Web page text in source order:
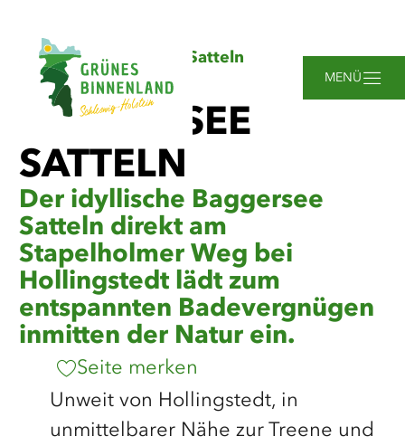
Hauptinhalt
Suche
Navigation
Footer
MENÜ
sind
hier:
Startseite Baggersee Satteln
BAGGERSEE
SATTELN
Der idyllische Baggersee
Satteln direkt am
Stapelholmer Weg bei
Hollingstedt lädt zum
entspannten Badevergnügen
inmitten der Natur ein.
Seite merken
Unweit von Hollingstedt, in
unmittelbarer Nähe zur Treene und